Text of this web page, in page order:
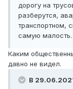
дорогу на
разберутся,
транспортном,
самую малость.
Каким
давно не видел.
В